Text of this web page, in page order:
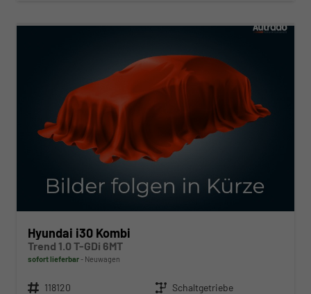
Hyundai i30 Kombi
Trend 1.0 T-GDi 6MT
sofort lieferbar Neuwagen
Fahrzeugnr. 118120 Getriebe Schaltgetriebe